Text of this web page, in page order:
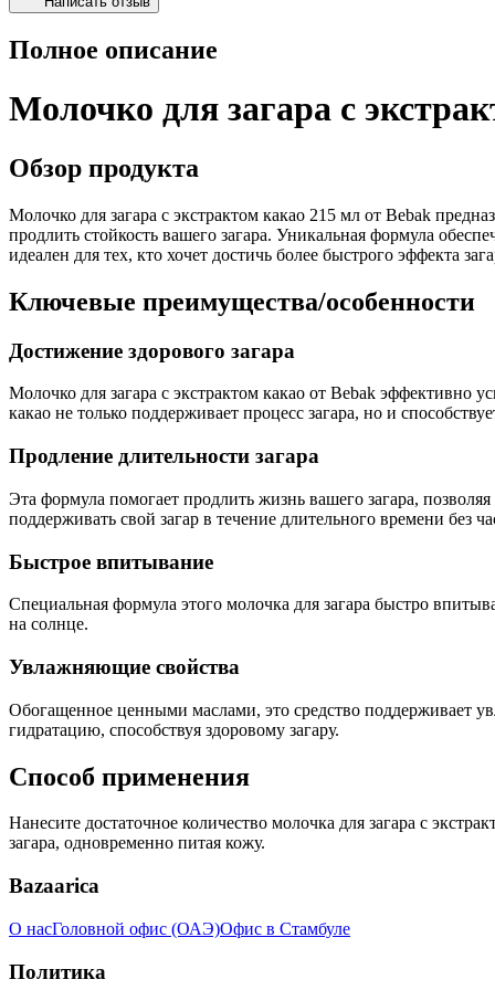
Полное описание
Молочко для загара с
Обзор продукта
Молочко для загара с экстрактом какао 215 мл от Bebak
продлить стойкость вашего загара. Уникальная формула
идеален для тех, кто хочет достичь более быстрого эффекта
Ключевые преимущества/особенности
Достижение здорового загара
Молочко для загара с экстрактом какао от Bebak эффективно
какао не только поддерживает процесс загара, но и
Продление длительности загара
Эта формула помогает продлить жизнь вашего загара,
поддерживать свой загар в течение длительного времени без
Быстрое впитывание
Специальная формула этого молочка для загара быстро
на солнце.
Увлажняющие свойства
Обогащенное ценными маслами, это средство поддерживает
гидратацию, способствуя здоровому загару.
Способ применения
Нанесите достаточное количество молочка для загара с
загара, одновременно питая кожу.
Bazaarica
О насГоловной офис (ОАЭ)Офис в Стамбуле
Политика